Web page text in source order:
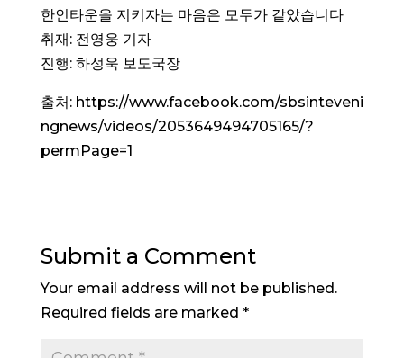
한인타운을 지키자는 마음은 모두가 같았습니다
취재: 전영웅 기자
진행: 하성욱 보도국장
출처: https://www.facebook.com/sbsinteveni
ngnews/videos/2053649494705165/?
permPage=1
Submit a Comment
Your email address will not be published.
Required fields are marked *